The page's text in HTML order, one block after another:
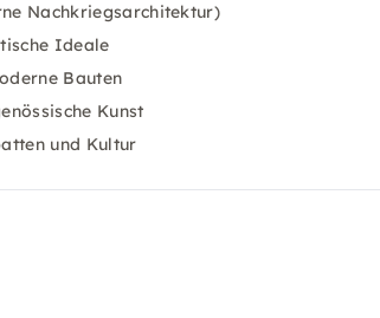
Nachkriegsarchitektur)
Ideale
Bauten
Kunst
und Kultur